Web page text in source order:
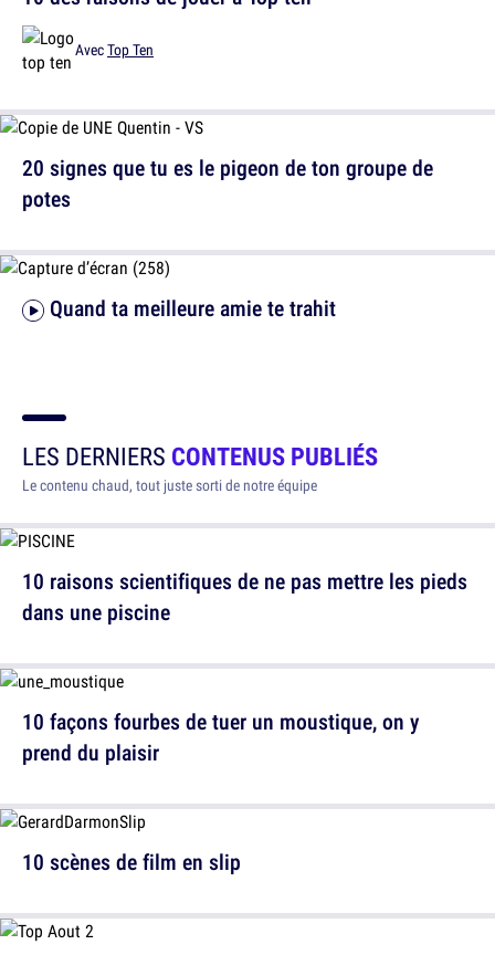
AvecTop Ten
Quand ta meilleure amie te trahit
20 signes que tu es le pigeon de ton groupe de
potes
LES DERNIERS CONTENUS PUBLIÉS
Le contenu chaud, tout juste sorti de notre équipe
10 raisons scientifiques de ne pas mettre les pieds
dans une piscine
10 scènes de film en slip
10 façons fourbes de tuer un moustique, on y
prend du plaisir